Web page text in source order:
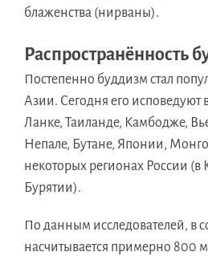
блаженства (нирваны).
Распространённость
Постепенно буддизм стал
Азии. Сегодня его
Ланке, Таиланде, Камбодже,
Непале, Бутане, Японии,
некоторых регионах России (в
Бурятии).
По данным исследователей, в
насчитывается примерно 800